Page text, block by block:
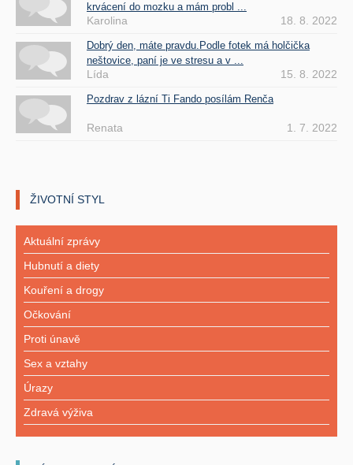
krvácení do mozku a mám probl ...
Karolina 18. 8. 2022
Dobrý den, máte pravdu.Podle fotek má holčička
neštovice, paní je ve stresu a v ...
Lída 15. 8. 2022
Pozdrav z lázní Ti Fando posílám Renča
Renata 1. 7. 2022
ŽIVOTNÍ STYL
Aktuální zprávy
Hubnutí a diety
Kouření a drogy
Očkování
Proti únavě
Sex a vztahy
Úrazy
Zdravá výživa